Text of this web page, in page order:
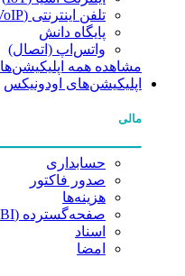
تلفن اینترنتی (VoIP)
پایگاه دانش
واتس‌اپ (اتصال)
مشاهده همه اپلیکیشن‌ها
اپلیکیشن‌های اودونیکس
مالی
حسابداری
صدور فاکتور
هزینه‌ها
صفحه‌گسترده (BI)
اسناد
امضا